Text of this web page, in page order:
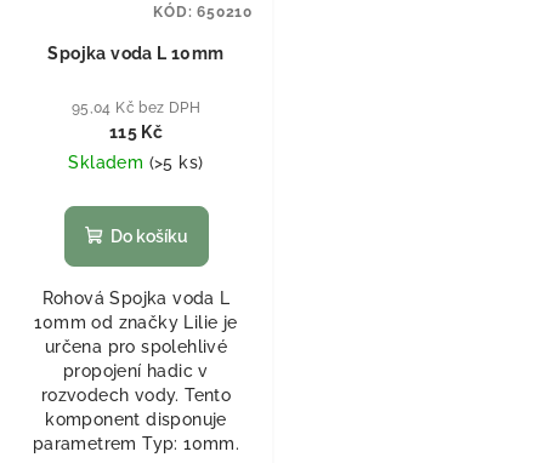
Spojka voda L 10mm
95,04 Kč bez DPH
115 Kč
Skladem (>5 ks)
Do košíku
Rohová Spojka voda L
10mm od značky Lilie je
určena pro spolehlivé
propojení hadic v
rozvodech vody. Tento
komponent disponuje
parametrem Typ: 10mm.
KÓD:650210